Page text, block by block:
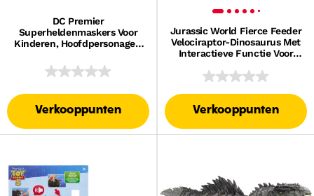
DC Premier
Superheldenmaskers Voor
Kinderen, Hoofdpersonages,
Rollenspel Met Elastiek
Verkooppunten
Jurassic World Fierce Feeder
Velociraptor-Dinosaurus Met
Interactieve Functie Voor
Verkooppunten